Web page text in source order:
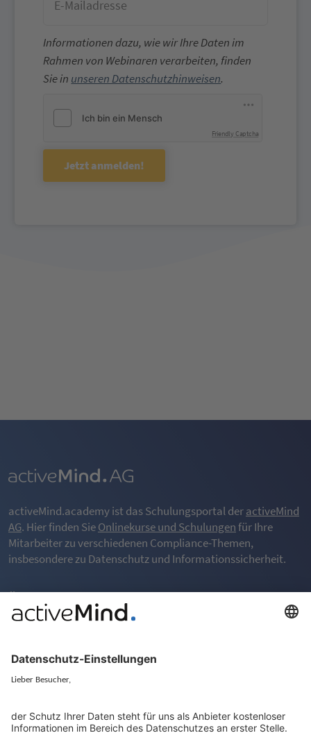
Informationen dazu, wie wir Ihre Daten im
Rahmen von Webinaren verarbeiten, finden
Sie in unseren Datenschutzhinweisen.
Friendly Captcha
Jetzt anmelden!
activeMind.academy ist das Schulungsportal deractiveMind
AG. Hier finden SieOnlinekurse und Schulungenfür Ihre
Mitarbeiter zu verschiedenen Compliance-Themen,
insbesondere zu Datenschutz und Informationssicherheit.
Überblick
Häufig gestellte Fragen (FAQ)